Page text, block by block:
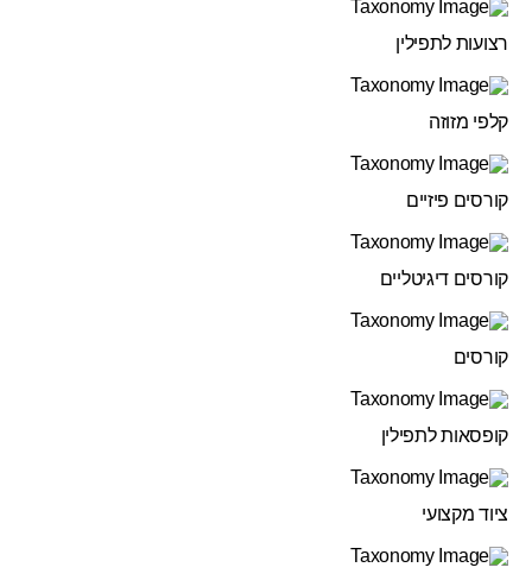
רצועות לתפילין
קלפי מזוזה
קורסים פיזיים
קורסים דיגיטליים
קורסים
קופסאות לתפילין
ציוד מקצועי